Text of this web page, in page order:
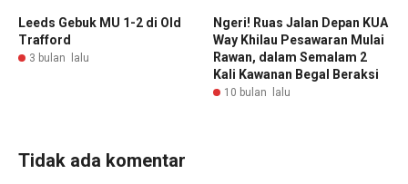
‎Leeds Gebuk MU 1-2 di Old
Trafford
3 bulan lalu
‎Ngeri! Ruas Jalan Depan KUA
Way Khilau Pesawaran Mulai
Rawan, dalam Semalam 2
Kali Kawanan Begal Beraksi
10 bulan lalu
Tidak ada komentar